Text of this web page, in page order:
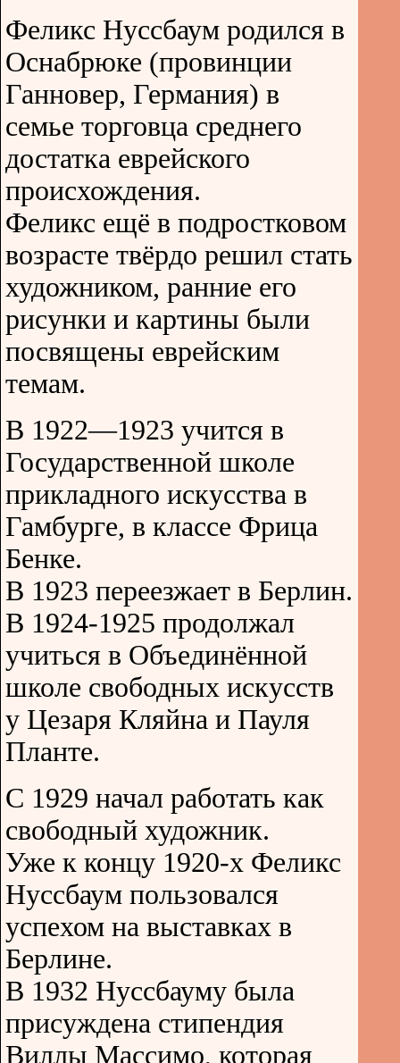
Феликс Нуссбаум родился в
Оснабрюке (провинции
Ганновер, Германия) в
семье торговца среднего
достатка еврейского
происхождения.
Феликс ещё в подростковом
возрасте твёрдо решил стать
художником, ранние его
рисунки и картины были
посвящены еврейским
темам.
В 1922—1923 учится в
Государственной школе
прикладного искусства в
Гамбурге, в классе Фрица
Бенке.
В 1923 переезжает в Берлин.
В 1924-1925 продолжал
учиться в Объединённой
школе свободных искусств
у Цезаря Кляйна и Пауля
Планте.
С 1929 начал работать как
свободный художник.
Уже к концу 1920-х Феликс
Нуссбаум пользовался
успехом на выставках в
Берлине.
В 1932 Нуссбауму была
присуждена стипендия
Виллы Массимо, которая